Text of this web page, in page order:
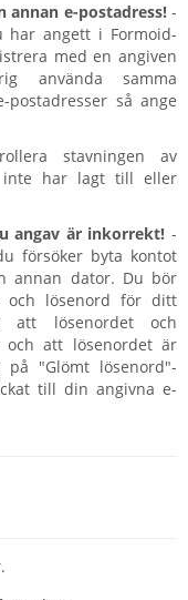
annan e-postadress!-
har angett i Formoid-
med en angiven
använda samma
så ange
stavningen av
inte har lagt till eller
angav är inkorrekt! -
försöker byta kontot
annan dator. Du bör
och lösenord för ditt
att lösenordet och
och att lösenordet är
"Glömt lösenord"-
till din angivna e-